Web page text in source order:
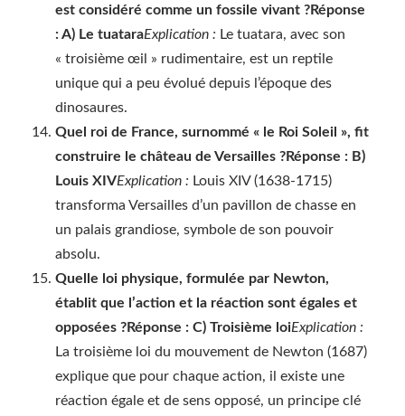
est considéré comme un fossile vivant ?Réponse
: A) Le tuataraExplication : Le tuatara, avec son
« troisième œil » rudimentaire, est un reptile
unique qui a peu évolué depuis l’époque des
dinosaures.
Quel roi de France, surnommé « le Roi Soleil », fit
construire le château de Versailles ?Réponse : B)
Louis XIVExplication : Louis XIV (1638-1715)
transforma Versailles d’un pavillon de chasse en
un palais grandiose, symbole de son pouvoir
absolu.
Quelle loi physique, formulée par Newton,
établit que l’action et la réaction sont égales et
opposées ?Réponse : C) Troisième loiExplication :
La troisième loi du mouvement de Newton (1687)
explique que pour chaque action, il existe une
réaction égale et de sens opposé, un principe clé